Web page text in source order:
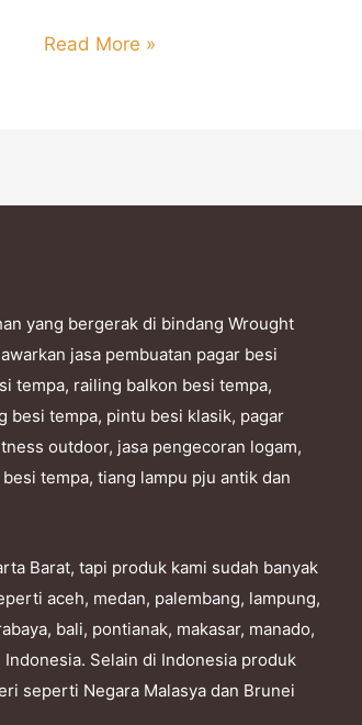
Read More »
yang bergerak di bindang Wrought
jasa pembuatan pagar besi
tempa, railing balkon besi tempa,
besi tempa, pintu besi klasik, pagar
outdoor, jasa pengecoran logam,
tempa, tiang lampu pju antik dan
Barat, tapi produk kami sudah banyak
aceh, medan, palembang, lampung,
bali, pontianak, makasar, manado,
Selain di Indonesia produk
seperti Negara Malasya dan Brunei